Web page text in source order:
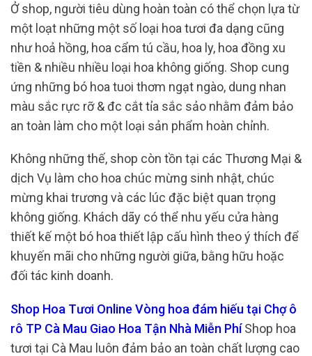
Ở shop, người tiêu dùng hoàn toàn có thể chọn lựa từ
một loạt những một số loại hoa tươi đa dạng cũng
như hoả hồng, hoa cẩm tú cầu, hoa ly, hoa đồng xu
tiền & nhiều nhiều loại hoa không giống. Shop cung
ứng những bó hoa tuoi thơm ngạt ngào, dung nhan
màu sắc rực rỡ & đc cắt tỉa sắc sảo nhằm đảm bảo
an toàn làm cho một loại sản phẩm hoàn chỉnh.
Không những thế, shop còn tồn tại các Thương Mại &
dịch Vụ làm cho hoa chúc mừng sinh nhật, chúc
mừng khai trương và các lúc đặc biệt quan trọng
không giống. Khách dãy có thể nhu yếu cửa hàng
thiết kế một bó hoa thiết lập cấu hình theo ý thích để
khuyến mãi cho những người giữa, bằng hữu hoặc
đối tác kinh doanh.
Shop Hoa Tươi Online Vòng hoa đám hiếu tại Chợ ô
rô TP Cà Mau Giao Hoa Tận Nhà Miễn PhíShop hoa
tươi tại Cà Mau luôn đảm bảo an toàn chất lượng cao